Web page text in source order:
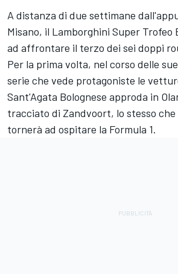
A distanza di due settimane
Misano, il Lamborghini Super Trofeo
ad affrontare il terzo dei sei doppi
Per la prima volta, nel corso delle
serie che vede protagoniste le
Sant'Agata Bolognese approda in
tracciato di Zandvoort, lo stesso che
tornerà ad ospitare la Formula 1.